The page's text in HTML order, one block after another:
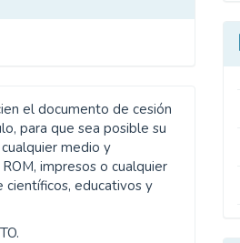
el documento de cesión
para que sea posible su
medio y
impresos o cualquier
científicos, educativos y